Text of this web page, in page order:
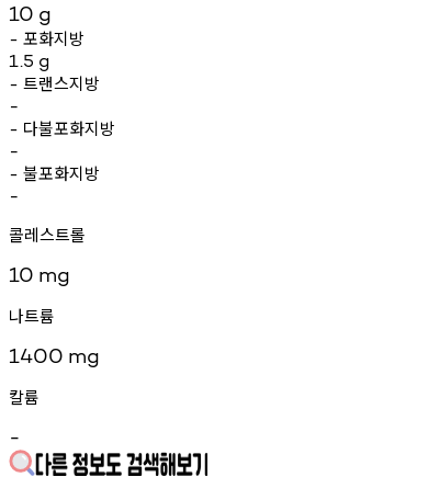
10 g
- 포화지방
1.5 g
- 트랜스지방
-
- 다불포화지방
-
- 불포화지방
-
콜레스트롤
10 mg
나트륨
1400 mg
칼륨
-